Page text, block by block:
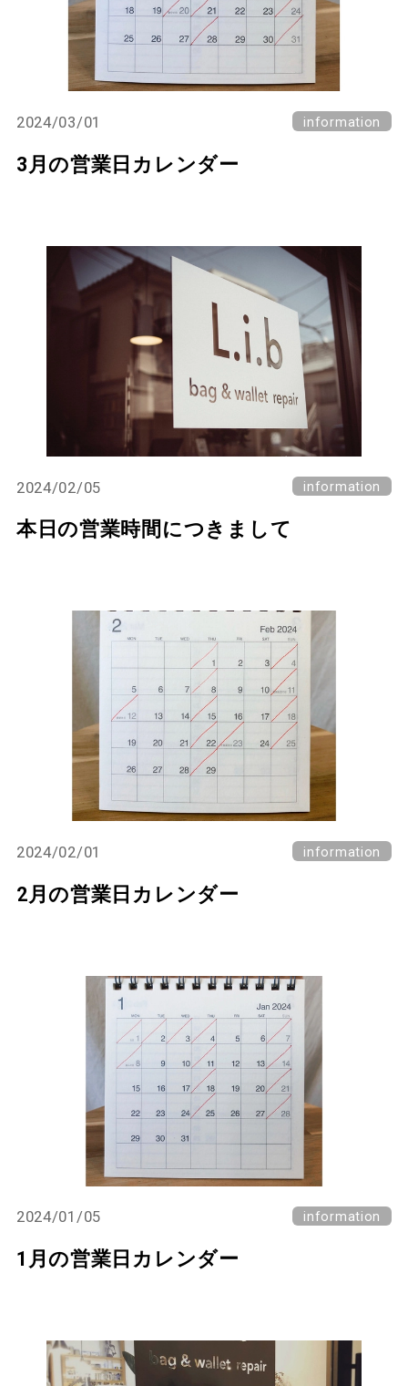
2024/03/01 information
3月の営業日カレンダー
2024/02/05 information
本日の営業時間につきまして
2024/02/01 information
2月の営業日カレンダー
2024/01/05 information
1月の営業日カレンダー